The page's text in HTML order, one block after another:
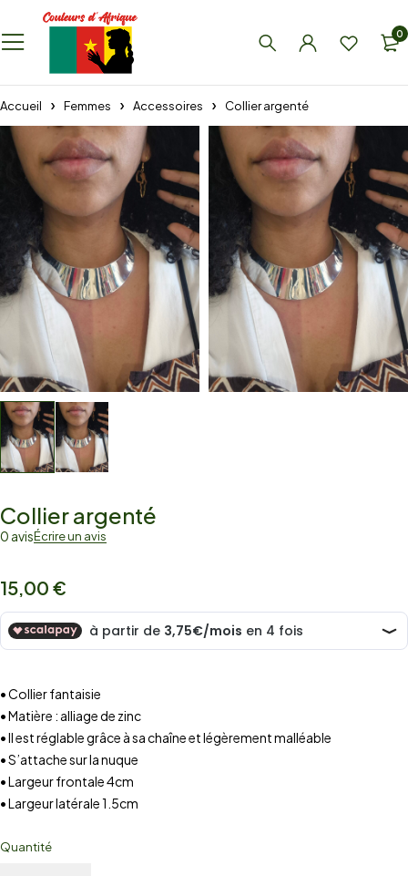
0
Accueil Femmes Accessoires Collier argenté
Collier argenté
0 avisÉcrire un avis
15,00 €
• Collier fantaisie
• Matière : alliage de zinc
• Il est réglable grâce à sa chaîne et légèrement malléable
• S’attache sur la nuque
• Largeur frontale 4cm
• Largeur latérale 1.5cm
Quantité